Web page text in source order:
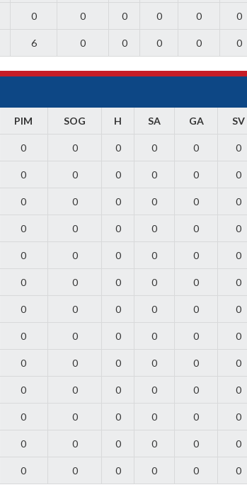
0 0 0 0 0 0
6 0 0 0 0 0
PIM SOG H SA GA SV
0 0 0 0 0 0
0 0 0 0 0 0
0 0 0 0 0 0
0 0 0 0 0 0
0 0 0 0 0 0
0 0 0 0 0 0
0 0 0 0 0 0
0 0 0 0 0 0
0 0 0 0 0 0
0 0 0 0 0 0
0 0 0 0 0 0
0 0 0 0 0 0
0 0 0 0 0 0